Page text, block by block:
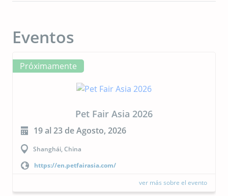
Eventos
Próximamente
CIPAL 2026
23 al 24 de Septiembre, 2026
Buenos Aires, Argentina
https://cipal.com.ar/?lang=es
ver más sobre el evento